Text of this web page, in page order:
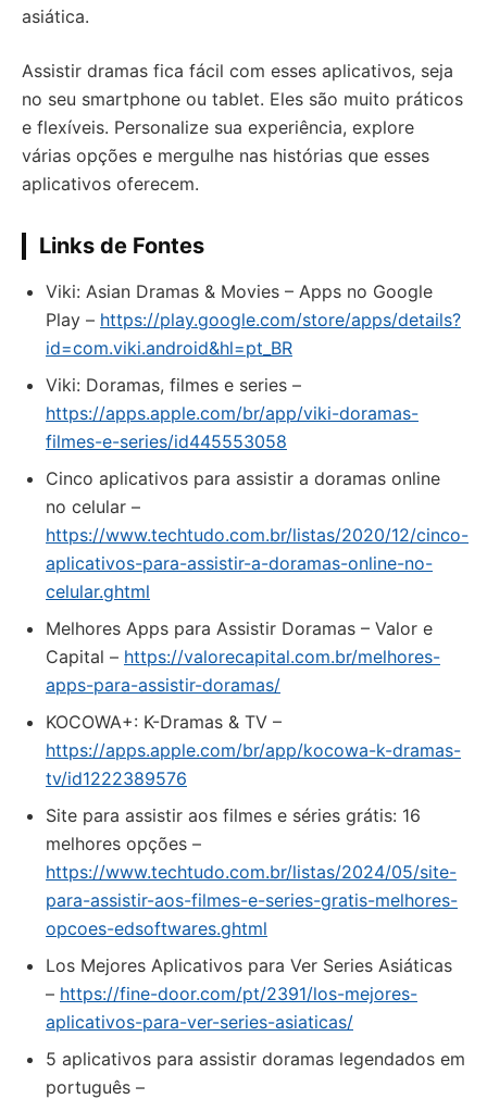
asiática.
Assistir dramas fica fácil com esses aplicativos, seja
no seu smartphone ou tablet. Eles são muito práticos
e flexíveis. Personalize sua experiência, explore
várias opções e mergulhe nas histórias que esses
aplicativos oferecem.
Links de Fontes
Viki: Asian Dramas & Movies – Apps no Google
Play – https://play.google.com/store/apps/details?
id=com.viki.android&hl=pt_BR
‎Viki: Doramas, filmes e series –
https://apps.apple.com/br/app/viki-doramas-
filmes-e-series/id445553058
Cinco aplicativos para assistir a doramas online
no celular –
https://www.techtudo.com.br/listas/2020/12/cinco-
aplicativos-para-assistir-a-doramas-online-no-
celular.ghtml
Melhores Apps para Assistir Doramas – Valor e
Capital – https://valorecapital.com.br/melhores-
apps-para-assistir-doramas/
‎KOCOWA+: K-Dramas & TV –
https://apps.apple.com/br/app/kocowa-k-dramas-
tv/id1222389576
Site para assistir aos filmes e séries grátis: 16
melhores opções –
https://www.techtudo.com.br/listas/2024/05/site-
para-assistir-aos-filmes-e-series-gratis-melhores-
opcoes-edsoftwares.ghtml
Los Mejores Aplicativos para Ver Series Asiáticas
– https://fine-door.com/pt/2391/los-mejores-
aplicativos-para-ver-series-asiaticas/
5 aplicativos para assistir doramas legendados em
português –